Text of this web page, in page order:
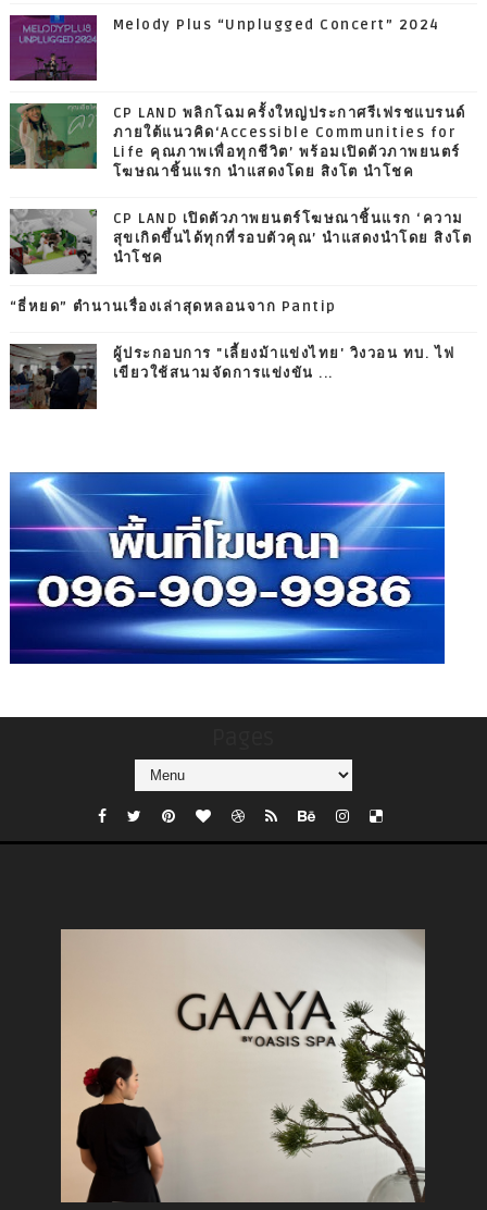
Melody Plus “Unplugged Concert” 2024
CP LAND พลิกโฉมครั้งใหญ่ประกาศรีเฟรชแบรนด์
ภายใต้แนวคิด‘Accessible Communities for
Life คุณภาพเพื่อทุกชีวิต’ พร้อมเปิดตัวภาพยนตร์
โฆษณาชิ้นแรก นำแสดงโดย สิงโต นำโชค
CP LAND เปิดตัวภาพยนตร์โฆษณาชิ้นแรก ‘ความ
สุขเกิดขึ้นได้ทุกที่รอบตัวคุณ’ นำแสดงนำโดย สิงโต
นำโชค
“ธี่หยด” ตำนานเรื่องเล่าสุดหลอนจาก Pantip
ผู้ประกอบการ "เลี้ยงม้าแข่งไทย' วิงวอน ทบ. ไฟ
เขียวใช้สนามจัดการแข่งขัน ...